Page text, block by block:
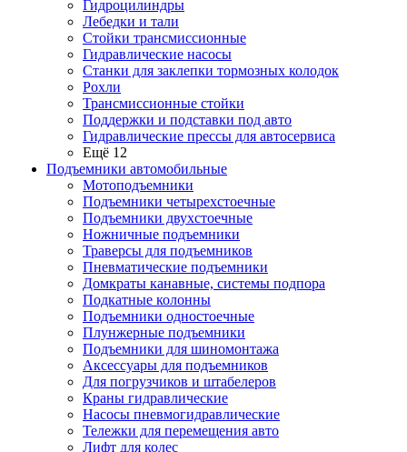
Гидроцилиндры
Лебедки и тали
Стойки трансмиссионные
Гидравлические насосы
Cтанки для заклепки тормозных колодок
Рохли
Трансмиссионные стойки
Поддержки и подставки под авто
Гидравлические прессы для автосервиса
Ещё 12
Подъемники автомобильные
Мотоподъемники
Подъемники четырехстоечные
Подъемники двухстоечные
Ножничные подъемники
Траверсы для подъемников
Пневматические подъемники
Домкраты канавные, системы подпора
Подкатные колонны
Подъемники одностоечные
Плунжерные подъемники
Подъемники для шиномонтажа
Аксессуары для подъемников
Для погрузчиков и штабелеров
Краны гидравлические
Насосы пневмогидравлические
Тележки для перемещения авто
Лифт для колес